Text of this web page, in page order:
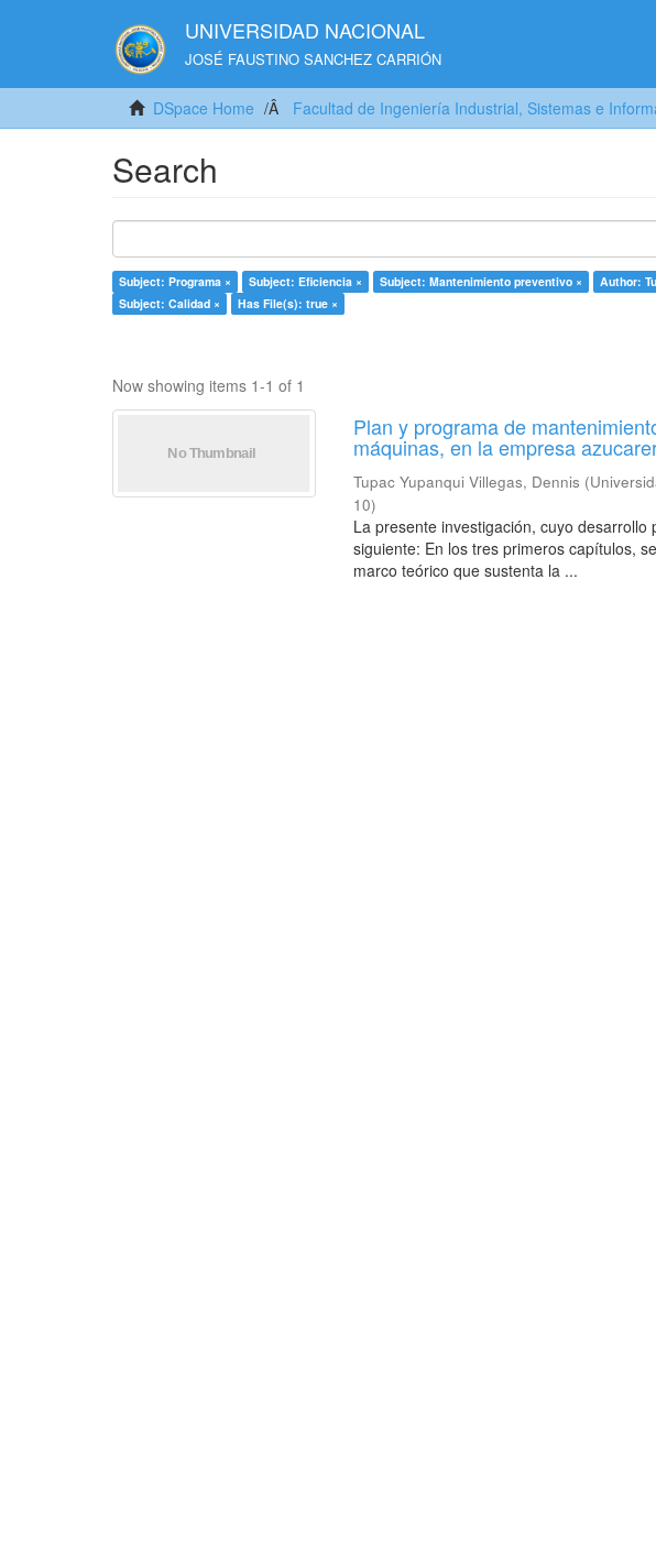
UNIVERSIDAD NACIONAL
JOSÉ FAUSTINO SANCHEZ CARRIÓN
DSpace Home Facultad de Ingeniería Industrial, Sistemas e
Search
Subject: Programa × Subject: Eficiencia × Subject: Mantenimiento preventivo × Author:
Subject: Calidad ×
Has File(s): true ×
Now showing items 1-1 of 1
Plan y programa de
máquinas, en la empresa
Tupac Yupanqui Villegas, Dennis (
10)
La presente investigación, cuyo
siguiente: En los tres primeros capítulos,
marco teórico que sustenta la ...